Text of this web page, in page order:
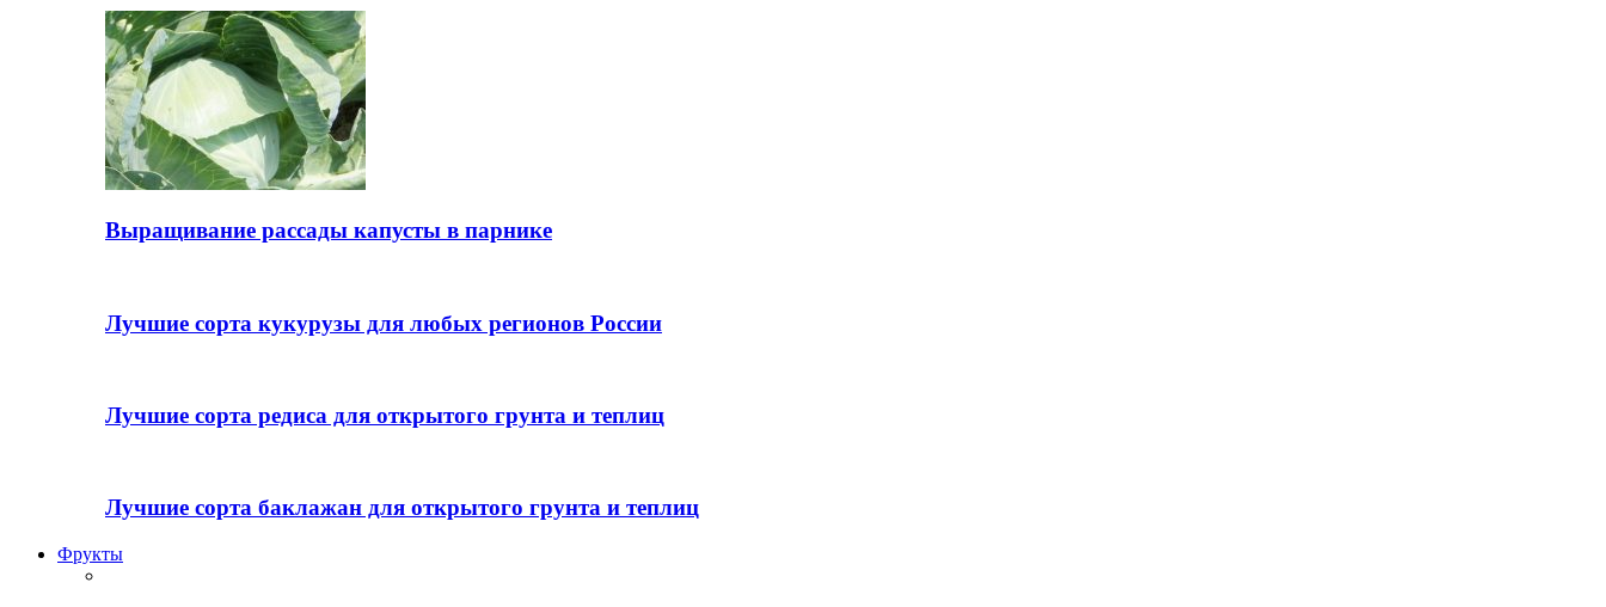
Выращивание рассады капусты в парнике
Лучшие сорта кукурузы для любых регионов России
Лучшие сорта редиса для открытого грунта и теплиц
Лучшие сорта баклажан для открытого грунта и теплиц
Фрукты